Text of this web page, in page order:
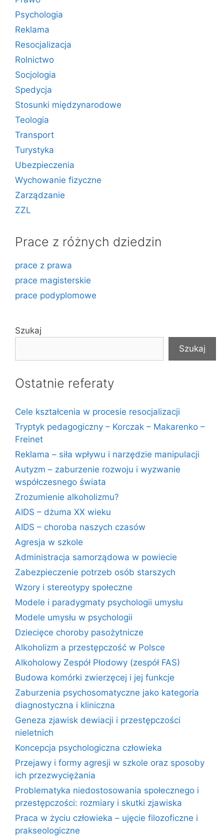
Psychologia
Reklama
Resocjalizacja
Rolnictwo
Socjologia
Spedycja
Stosunki międzynarodowe
Teologia
Transport
Turystyka
Ubezpieczenia
Wychowanie fizyczne
Zarządzanie
ZZL
Prace z różnych dziedzin
prace z prawa
prace magisterskie
prace podyplomowe
Szukaj
Szukaj
Ostatnie referaty
Cele kształcenia w procesie resocjalizacji
Tryptyk pedagogiczny – Korczak – Makarenko –
Freinet
Reklama – siła wpływu i narzędzie manipulacji
Autyzm – zaburzenie rozwoju i wyzwanie
współczesnego świata
Zrozumienie alkoholizmu?
AIDS – dżuma XX wieku
AIDS – choroba naszych czasów
Agresja w szkole
Administracja samorządowa w powiecie
Zabezpieczenie potrzeb osób starszych
Wzory i stereotypy społeczne
Modele i paradygmaty psychologii umysłu
Modele umysłu w psychologii
Dziecięce choroby pasożytnicze
Alkoholizm a przestępczość w Polsce
Alkoholowy Zespół Płodowy (zespół FAS)
Budowa komórki zwierzęcej i jej funkcje
Zaburzenia psychosomatyczne jako kategoria
diagnostyczna i kliniczna
Geneza zjawisk dewiacji i przestępczości
nieletnich
Koncepcja psychologiczna człowieka
Przejawy i formy agresji w szkole oraz sposoby
ich przezwyciężania
Problematyka niedostosowania społecznego i
przestępczości: rozmiary i skutki zjawiska
Praca w życiu człowieka – ujęcie filozoficzne i
prakseologiczne